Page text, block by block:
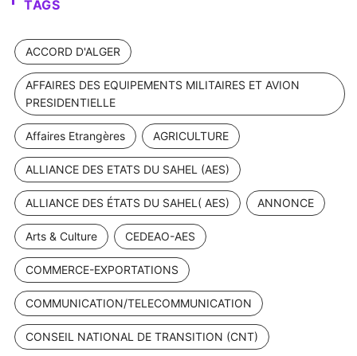
TAGS
ACCORD D'ALGER
AFFAIRES DES EQUIPEMENTS MILITAIRES ET AVION
PRESIDENTIELLE
Affaires Etrangères AGRICULTURE
ALLIANCE DES ETATS DU SAHEL (AES)
ALLIANCE DES ÉTATS DU SAHEL( AES) ANNONCE
Arts & Culture CEDEAO-AES
COMMERCE-EXPORTATIONS
COMMUNICATION/TELECOMMUNICATION
CONSEIL NATIONAL DE TRANSITION (CNT)